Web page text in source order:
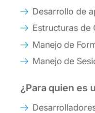
Desarrollo de
Estructuras de
Manejo de
Manejo de
¿Para quien es